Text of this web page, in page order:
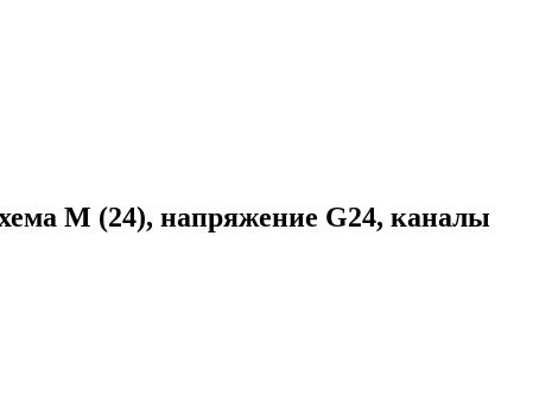
M (24), напряжение G24, каналы